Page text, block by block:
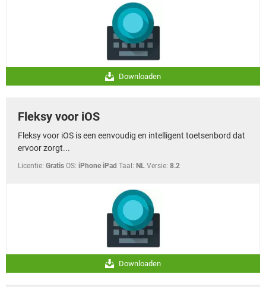
Downloaden
Fleksy voor iOS
Fleksy voor iOS is een eenvoudig en intelligent toetsenbord dat
ervoor zorgt...
Licentie: Gratis OS: iPhone iPad Taal: NL Versie: 8.2
Downloaden